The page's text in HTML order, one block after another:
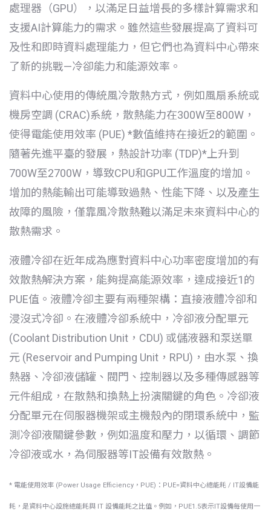
處理器（GPU），以滿足日益增長的多樣計算需求和
支援AI計算能力的需求。雖然這些發展提高了資料可
及性和即時資料處理能力，但它們也為資料中心帶來
了新的挑戰—冷卻能力和能源效率。
資料中心使用的傳統風冷散熱方式，例如風扇系統或
機房空調 (CRAC)系統，散熱能力在300W至800W，
使得電能使用效率 (PUE) *數值維持在接近2的範圍。
隨著先進平臺的發展，熱設計功率 (TDP)*上升到
700W至2700W，導致CPU和GPU工作溫度的增加。
增加的熱能輸出可能導致過熱、性能下降、以及產生
故障的風險，僅靠風冷散熱難以滿足未來資料中心的
散熱需求。
液體冷卻在近年成為應對資料中心功率密度增加的有
效散熱解決方案，能夠提高能源效率，達成接近1的
PUE值。液體冷卻主要有兩種架構：直接液體冷卻和
浸沒式冷卻。在液體冷卻系統中，冷卻液分配單元
(Coolant Distribution Unit，CDU) 或儲液器和泵送單
元 (Reservoir and Pumping Unit，RPU)，由水泵、換
熱器、冷卻液儲罐、閥門、控制器以及多種傳感器等
元件組成，在散熱和換熱上扮演關鍵的角色。冷卻液
分配單元在伺服器機架或主機殼內的閉環系統中，監
測冷卻液關鍵參數，例如溫度和壓力，以循環、調節
冷卻液或水，為伺服器等IT設備有效散熱。
* 電能使用效率 (Power Usage Efficiency，PUE)：PUE=資料中心總能耗 / IT設備能
耗，是資料中心設施總能耗與 IT 設備能耗之比值。例如，PUE1.5表示IT設備每使用一